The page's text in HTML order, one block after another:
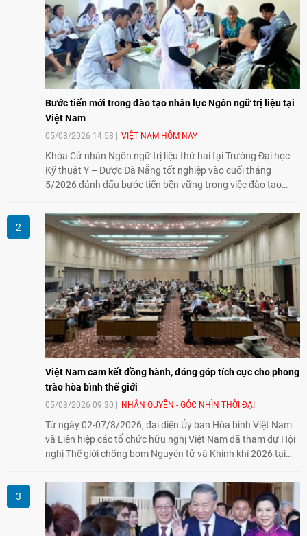
Bước tiến mới trong đào tạo nhân lực Ngôn ngữ trị liệu tại
Việt Nam
05/08/2026 14:58 VIỆT NAM HÔM NAY
Khóa Cử nhân Ngôn ngữ trị liệu thứ hai tại Trường Đại học
Kỹ thuật Y – Dược Đà Nẵng tốt nghiệp vào cuối tháng
5/2026 đánh dấu bước tiến bền vững trong việc đào tạo
tại Việt Nam.
Việt Nam cam kết đồng hành, đóng góp tích cực cho phong
trào hòa bình thế giới
05/08/2026 09:30 NHÂN QUYỀN - GÓC NHÌN THỜI ĐẠI
Từ ngày 02-07/8/2026, đại diện Ủy ban Hòa bình Việt Nam
và Liên hiệp các tổ chức hữu nghị Việt Nam đã tham dự Hội
nghị Thế giới chống bom Nguyên tử và Khinh khí 2026 tại
đồng hành cùng với phong trào hoà bình của nhân dân
Nhật Bản và thế giới ủng hộ giải trừ vũ khí hạt nhân của Việt
Nam.